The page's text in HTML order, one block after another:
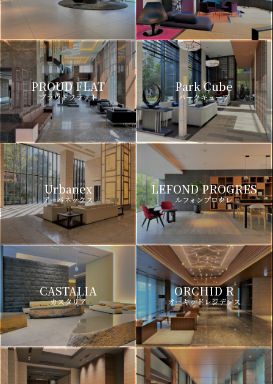
PROUD FLAT
プラウドフラット
Park Cube
パークキューブ
Urbanex
アーバネックス
LEFOND PROGRES
ルフォンプログレ
CASTALIA
カスタリア
ORCHID R
オーキッドレジデンス